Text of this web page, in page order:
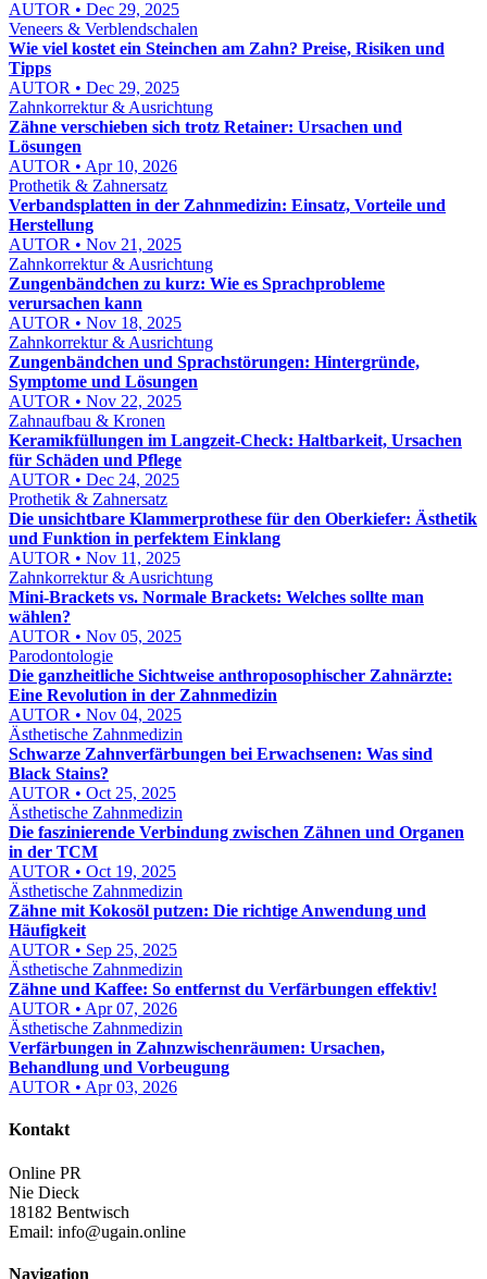
AUTOR • Dec 29, 2025
Veneers & Verblendschalen
Wie viel kostet ein Steinchen am Zahn? Preise, Risiken und
Tipps
AUTOR • Dec 29, 2025
Zahnkorrektur & Ausrichtung
Zähne verschieben sich trotz Retainer: Ursachen und
Lösungen
AUTOR • Apr 10, 2026
Prothetik & Zahnersatz
Verbandsplatten in der Zahnmedizin: Einsatz, Vorteile und
Herstellung
AUTOR • Nov 21, 2025
Zahnkorrektur & Ausrichtung
Zungenbändchen zu kurz: Wie es Sprachprobleme
verursachen kann
AUTOR • Nov 18, 2025
Zahnkorrektur & Ausrichtung
Zungenbändchen und Sprachstörungen: Hintergründe,
Symptome und Lösungen
AUTOR • Nov 22, 2025
Zahnaufbau & Kronen
Keramikfüllungen im Langzeit-Check: Haltbarkeit, Ursachen
für Schäden und Pflege
AUTOR • Dec 24, 2025
Prothetik & Zahnersatz
Die unsichtbare Klammerprothese für den Oberkiefer: Ästhetik
und Funktion in perfektem Einklang
AUTOR • Nov 11, 2025
Zahnkorrektur & Ausrichtung
Mini-Brackets vs. Normale Brackets: Welches sollte man
wählen?
AUTOR • Nov 05, 2025
Parodontologie
Die ganzheitliche Sichtweise anthroposophischer Zahnärzte:
Eine Revolution in der Zahnmedizin
AUTOR • Nov 04, 2025
Ästhetische Zahnmedizin
Schwarze Zahnverfärbungen bei Erwachsenen: Was sind
Black Stains?
AUTOR • Oct 25, 2025
Ästhetische Zahnmedizin
Die faszinierende Verbindung zwischen Zähnen und Organen
in der TCM
AUTOR • Oct 19, 2025
Ästhetische Zahnmedizin
Zähne mit Kokosöl putzen: Die richtige Anwendung und
Häufigkeit
AUTOR • Sep 25, 2025
Ästhetische Zahnmedizin
Zähne und Kaffee: So entfernst du Verfärbungen effektiv!
AUTOR • Apr 07, 2026
Ästhetische Zahnmedizin
Verfärbungen in Zahnzwischenräumen: Ursachen,
Behandlung und Vorbeugung
AUTOR • Apr 03, 2026
Kontakt
Online PR
Nie Dieck
18182 Bentwisch
Email: info@ugain.online
Navigation